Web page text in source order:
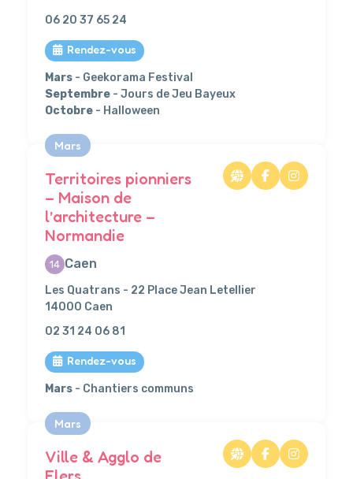
06 20 37 65 24
Rendez-vous
Mars - Geekorama Festival
Septembre - Jours de Jeu Bayeux
Octobre - Halloween
Mars
Territoires pionniers
– Maison de
l’architecture –
Normandie
14 Caen
Les Quatrans - 22 Place Jean Letellier
14000 Caen
02 31 24 06 81
Rendez-vous
Mars - Chantiers communs
Mars
Ville & Agglo de